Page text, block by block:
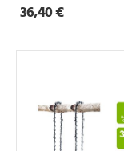
36,40 €